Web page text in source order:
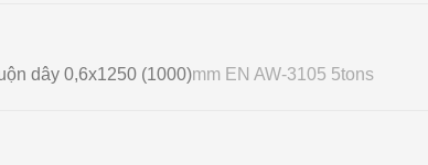
dây 0,6x1250 (1000)mm EN AW-3105 5tons